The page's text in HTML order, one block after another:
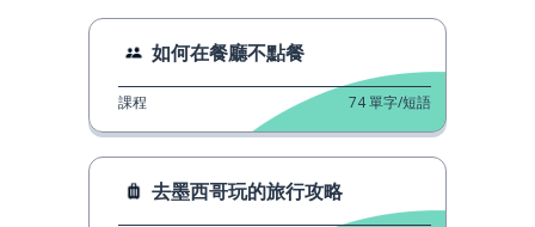
如何在餐廳不點餐
課程 74單字/短語
去墨西哥玩的旅行攻略